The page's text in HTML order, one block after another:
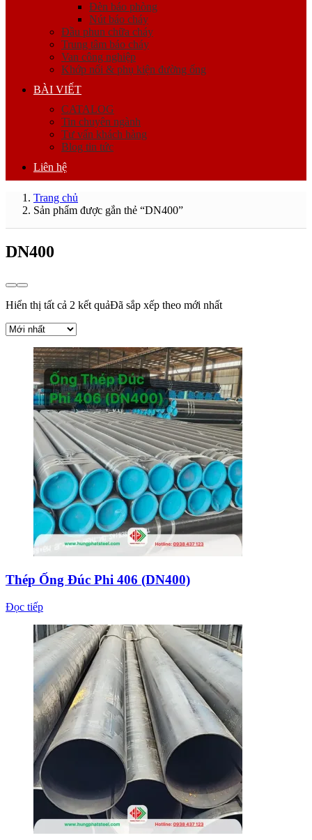
Đèn báo phòng
Nút báo cháy
Đầu phun chữa cháy
Trung tâm báo cháy
Van công nghiệp
Khớp nối & phụ kiện đường ống
BÀI VIẾT
CATALOG
Tin chuyên ngành
Tư vấn khách hàng
Blog tin tức
Liên hệ
Trang chủ
Sản phẩm được gắn thẻ “DN400”
DN400
Hiển thị tất cả 2 kết quảĐã sắp xếp theo mới nhất
Thép Ống Đúc Phi 406 (DN400)
Đọc tiếp